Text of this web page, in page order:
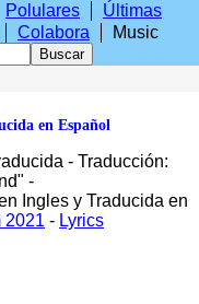
Polulares
Últimas
Colabora Music
en Español
- Traducción:
" -
Ingles y Traducida en
2021 - Lyrics